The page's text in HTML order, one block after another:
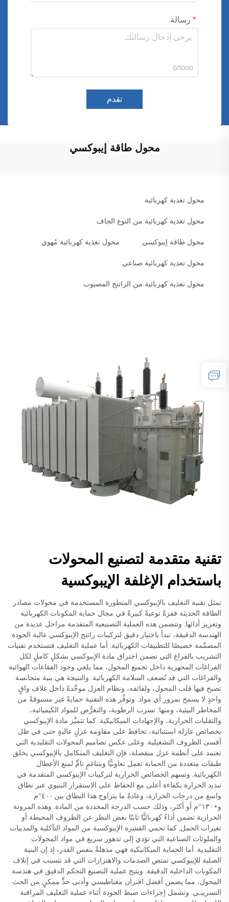
رسالة
0/1000
تقدم
محول طاقة إيبوكسي
محول تغذية كهربائية
محول تغذية كهربائية من النوع الجاف
محول طاقة إيبوكسي محول تغذية كهربائية مُهوي
محول تغذية كهربائية صناعي
محول تغذية كهربائية من الراتنج المصبوب
تقنية متقدمة لتصنيع المحولات
باستخدام الإغلفة الإيبوكسية
تمثل تقنية التغليف بالإيبوكسي المتطورة المستخدمة في محولات مصادر
الطاقة الحديثة قفزةً نوعيةً كبيرةً في مجال حماية المكونات الكهربائية
وتعزيز أدائها. وتتضمن هذه العملية التصنيعية المتقدمة مراحل عديدة من
الهندسة الدقيقة، تبدأ باختيار دقيق لتركيبات راتنج الإيبوكسي عالية الجودة
المصمَّمة خصيصًا للتطبيقات الكهربائية. أما عملية التغليف فتستخدم تقنيات
التشريب بالفراغ التي تضمن اختراق مادة الإيبوكسي بشكلٍ كاملٍ لكل
الفراغات المجهرية داخل تجميع المحول، مما يلغي وجود الفقاعات الهوائية
والفراغات التي قد تُضعف السلامة الكهربائية. والنتيجة هي بنية متجانسة
تصبح فيها قلب المحول، ولفائفه، ونظام العزل موحَّدةً داخل غلاف واقٍ
واحدٍ لا يسمح بمرور أي مواد. وتوفِّر هذه التقنية حمايةً غير مسبوقةً من
المخاطر البيئية، ومنها: تسرب الرطوبة، والتعرُّض للمواد الكيميائية،
والتقلبات الحرارية، والإجهادات الميكانيكية. كما تتميَّز مادة الإيبوكسي
بخصائص عازلة استثنائية، تحافظ على مقاومة عزلٍ عاليةٍ حتى في ظل
أقسى الظروف التشغيلية. وعلى عكس تصاميم المحولات التقليدية التي
تعتمد على أنظمة عزل منفصلة، فإن التغليف المتكامل بالإيبوكسي يخلق
طبقات متعددة من الحماية تعمل تعاونيًّا وبتناغمٍ تامٍّ لمنع الأعطال
الكهربائية. وتسهم الخصائص الحرارية لتركيبات الإيبوكسي المتقدمة في
تبديد الحرارة بكفاءة أعلى مع الحفاظ على الاستقرار البنيوي عبر نطاق
واسع من درجات الحرارة، وعادةً ما يتراوح هذا النطاق بين -٤٠°م
و+١٣٠°م أو أكثر، وذلك حسب الدرجة المحددة من المادة. وهذه المرونة
الحرارية تضمن أداءً كهربائيًّا ثابتًا بغض النظر عن الظروف المحيطة أو
تغيرات الحمل. كما تحمي القشرة الإيبوكسية من المواد التآكلية والمذيبات
والملوثات الصناعية التي تؤدي إلى تدهور سريع في مواد المحولات
التقليدية. أما الحماية الميكانيكية فهي مذهلةٌ بنفس القدر، إذ إن البنية
الصلبة للإيبوكسي تمتص الصدمات والاهتزازات التي قد تتسبب في إتلاف
المكونات الداخلية الدقيقة. ويتيح عملية التصنيع التحكم الدقيق في هندسة
المحول، مما يضمن أفضل اقتران مغناطيسي وأدنى حدٍّ ممكنٍ من الحث
التسريبـي. وتشمل إجراءات ضبط الجودة أثناء عملية التغليف المراقبة